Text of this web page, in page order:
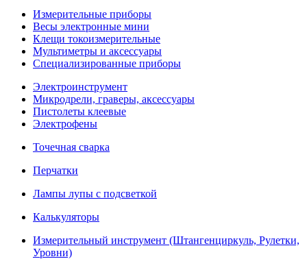
Измерительные приборы
Весы электронные мини
Клещи токоизмерительные
Мультиметры и аксессуары
Специализированные приборы
Электроинструмент
Микродрели, граверы, аксессуары
Пистолеты клеевые
Электрофены
Точечная сварка
Перчатки
Лампы лупы с подсветкой
Калькуляторы
Измерительный инструмент (Штангенциркуль, Рулетки,
Уровни)